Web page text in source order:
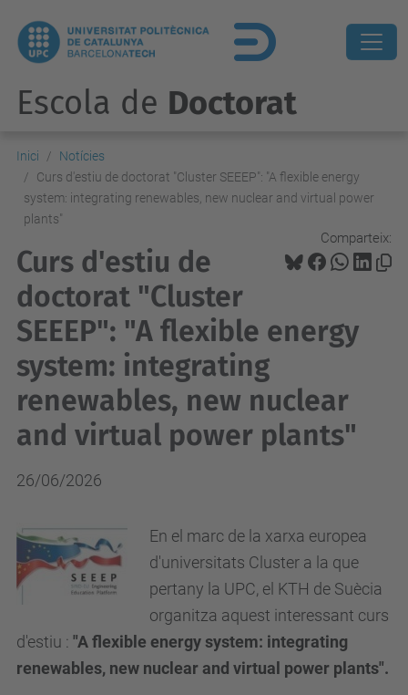
Escola de Doctorat
Inici
Notícies
Curs d'estiu de doctorat "Cluster SEEEP": "A flexible energy
system: integrating renewables, new nuclear and virtual power
plants"
Comparteix:
Curs d'estiu de
doctorat "Cluster
SEEEP": "A flexible energy
system: integrating
renewables, new nuclear
and virtual power plants"
26/06/2026
En el marc de la xarxa europea
d'universitats Cluster a la que
pertany la UPC, el KTH de Suècia
organitza aquest interessant curs
d'estiu : "A flexible energy system: integrating
renewables, new nuclear and virtual power plants".